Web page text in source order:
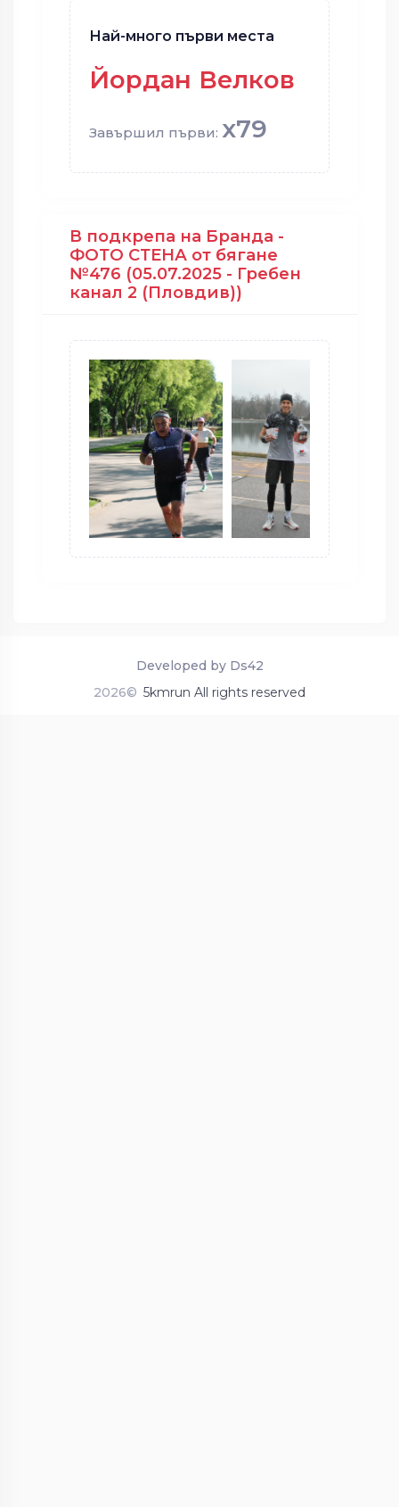
Най-много първи места
Йордан Велков
Завършил първи: x79
В подкрепа на Бранда -
ФОТО СТЕНА от бягане
№476 (05.07.2025 - Гребен
канал 2 (Пловдив))
2026© 5kmrun All rights reserved
Developed by Ds42